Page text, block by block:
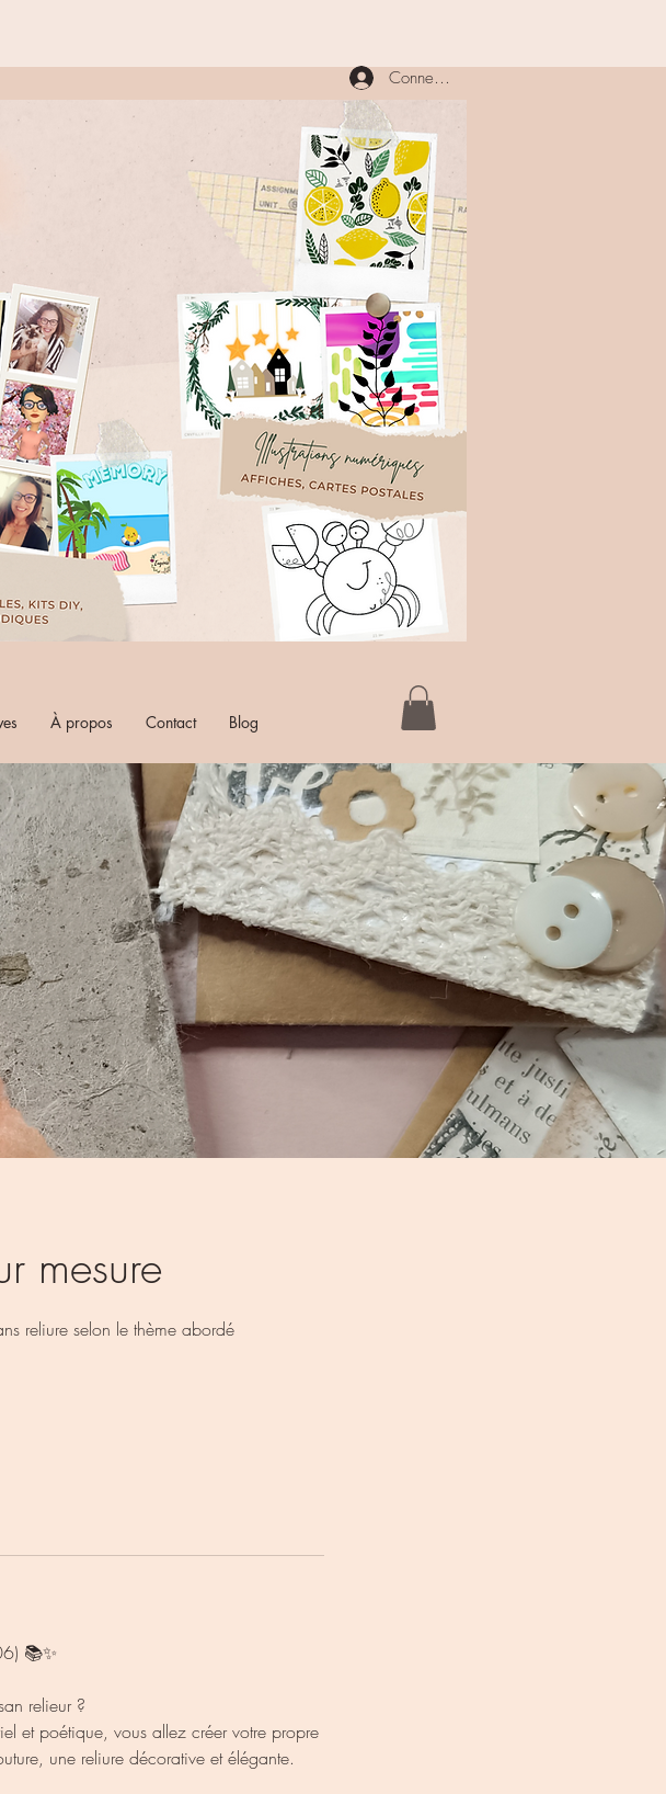
Connexion
À propos Contact Blog
mesure
reliure selon le thème abordé
📚✨
relieur ?
et poétique, vous allez créer votre propre
une reliure décorative et élégante.